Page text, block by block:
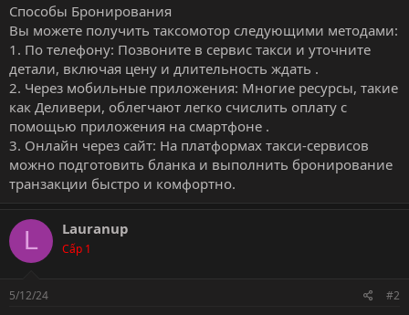
Способы Бронирования
Вы можете получить таксомотор следующими методами:
1. По телефону: Позвоните в сервис такси и уточните
детали, включая цену и длительность ждать .
2. Через мобильные приложения: Многие ресурсы, такие
как Деливери, облегчают легко счислить оплату с
помощью приложения на смартфоне .
3. Онлайн через сайт: На платформах такси-сервисов
можно подготовить бланка и выполнить бронирование
транзакции быстро и комфортно.
L Lauranup
Cấp 1
5/12/24 #2